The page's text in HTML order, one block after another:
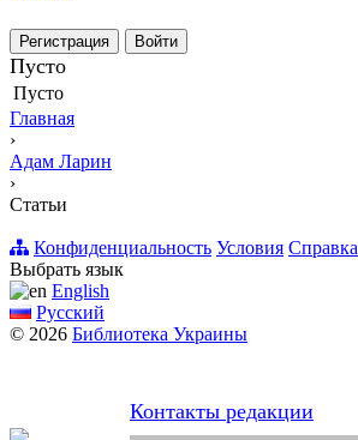
Регистрация Войти
Пусто
Пусто
Главная
›
Адам Ларин
›
Статьи
Конфиденциальность Условия Справка
Выбрать язык
English
Русский
© 2026 Библиотека Украины
Контакты редакции